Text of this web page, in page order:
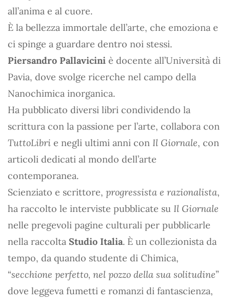
all’anima e al cuore.
È la bellezza immortale dell’arte, che emoziona e
ci spinge a guardare dentro noi stessi.
Piersandro Pallavicini è docente all’Università di
Pavia, dove svolge ricerche nel campo della
Nanochimica inorganica.
Ha pubblicato diversi libri condividendo la
scrittura con la passione per l’arte, collabora con
TuttoLibri e negli ultimi anni con Il Giornale, con
articoli dedicati al mondo dell’arte
contemporanea.
Scienziato e scrittore, progressista e razionalista,
ha raccolto le interviste pubblicate su Il Giornale
nelle pregevoli pagine culturali per pubblicarle
nella raccolta Studio Italia. È un collezionista da
tempo, da quando studente di Chimica,
“secchione perfetto, nel pozzo della sua solitudine”
dove leggeva fumetti e romanzi di fantascienza,